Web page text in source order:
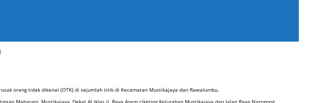
orang tidak dikenal (OTK) di sejumlah titik di Kecamatan Mustikajaya dan Rawalumbu.
Maharani, Mustikajaya, Dekat Al iklas jl. Raya Asem ciketing Kelurahan Mustikajaya dan Jalan Raya Narogong,